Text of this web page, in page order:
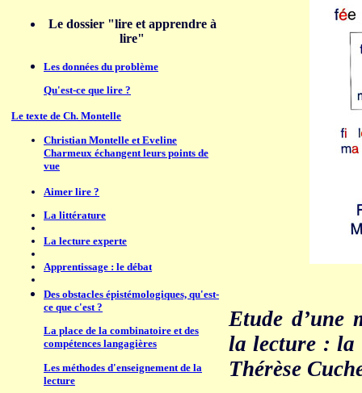
Le dossier "lire et apprendre à
lire"
Les données du problème
Qu'est-ce que lire ?
Le texte de Ch. Montelle
Christian Montelle et Eveline
Charmeux échangent leurs points de
vue
Aimer lire ?
La littérature
La lecture experte
Apprentissage : le débat
Des obstacles épistémologiques, qu'est-
ce que c'est ?
La place de la combinatoire et des
compétences langagières
Les méthodes d'enseignement de la
lecture
Etude d’une
la lecture : la
Thérèse